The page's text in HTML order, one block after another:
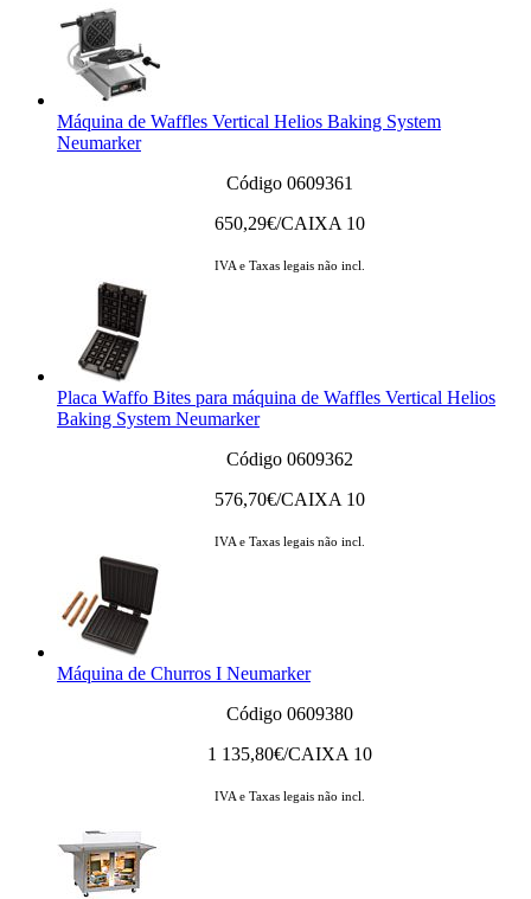
Máquina de Waffles Vertical Helios Baking System
Neumarker
Código 0609361
650,29€/CAIXA 10
IVA e Taxas legais não incl.
Placa Waffo Bites para máquina de Waffles Vertical Helios
Baking System Neumarker
Código 0609362
576,70€/CAIXA 10
IVA e Taxas legais não incl.
Máquina de Churros I Neumarker
Código 0609380
1 135,80€/CAIXA 10
IVA e Taxas legais não incl.